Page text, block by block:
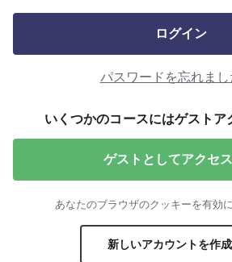
ログイン
パスワードを忘れま
いくつかのコースにはゲストア
ゲストとしてアクセ
あなたのブラウザのクッキーを有効
新しいアカウントを作